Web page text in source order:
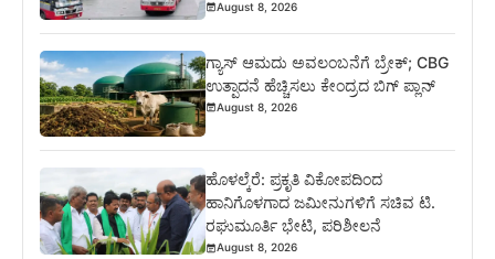
August 8, 2026
ಗ್ಯಾಸ್ ಆಮದು ಅವಲಂಬನೆಗೆ ಬ್ರೇಕ್; CBG
ಉತ್ಪಾದನೆ ಹೆಚ್ಚಿಸಲು ಕೇಂದ್ರದ ಬಿಗ್ ಪ್ಲಾನ್
August 8, 2026
ಹೊಳಲ್ಕೆರೆ: ಪ್ರಕೃತಿ ವಿಕೋಪದಿಂದ
ಹಾನಿಗೊಳಗಾದ ಜಮೀನುಗಳಿಗೆ ಸಚಿವ ಟಿ.
ರಘುಮೂರ್ತಿ ಭೇಟಿ, ಪರಿಶೀಲನೆ
August 8, 2026